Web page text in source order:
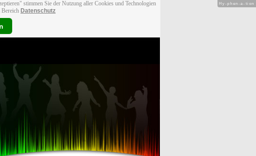
stimmen Sie der Nutzung aller Cookies und Technologien
Datenschutz
Hy-phen-a-tion